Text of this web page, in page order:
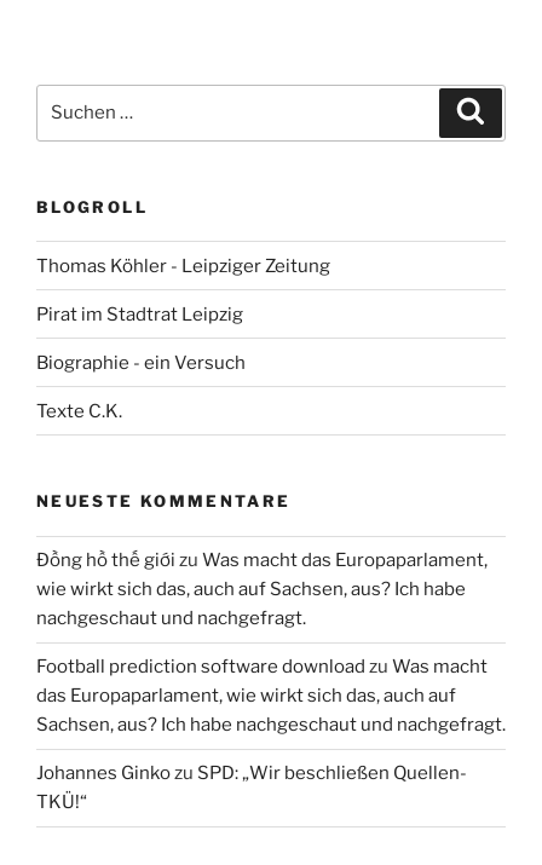
nach:
BLOGROLL
Thomas Köhler - Leipziger Zeitung
Pirat im Stadtrat Leipzig
Biographie - ein Versuch
Texte C.K.
NEUESTE KOMMENTARE
Đồng hồ thế giới zu Was macht das Europaparlament,
wie wirkt sich das, auch auf Sachsen, aus? Ich habe
nachgeschaut und nachgefragt.
Football prediction software download zu Was macht
das Europaparlament, wie wirkt sich das, auch auf
Sachsen, aus? Ich habe nachgeschaut und nachgefragt.
Johannes Ginkozu SPD: „Wir beschließen Quellen-
TKÜ!“